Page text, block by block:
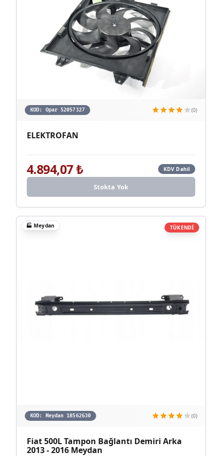
KOD: Opar 52057327 (0)
ELEKTROFAN
4.894,07₺ KDV Dahil
Stokta Yok
TÜKENDİ
🏭 Meydan
KOD: Meydan 18562630 (0)
Fiat 500L Tampon Bağlantı Demiri Arka
2013 - 2016 Meydan